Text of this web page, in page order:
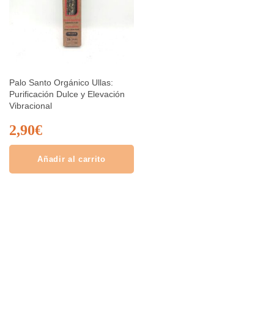
Palo Santo Orgánico Ullas:
Purificación Dulce y Elevación
Vibracional
2,90€
Añadir al carrito